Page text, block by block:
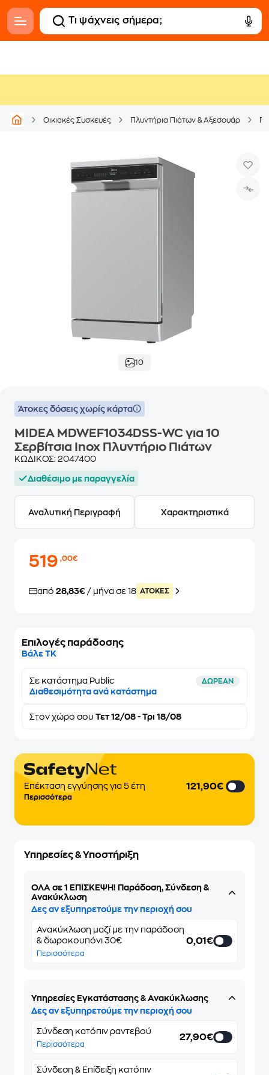
Οικιακές Συσκευές Πλυντήρια Πιάτων & Αξεσουάρ
10
Άτοκες δόσεις χωρίς κάρτα
MIDEA MDWEF1034DSS-WC για 10
Σερβίτσια Inox Πλυντήριο Πιάτων
ΚΩΔΙΚΟΣ: 2047400
Διαθέσιμο με παραγγελία
Αναλυτική Περιγραφή Χαρακτηριστικά
519,00€
από 28,83€ / μήνα σε 18 ATOKEΣ
Επιλογές παράδοσης
Βάλε ΤΚ
Σε κατάστημα Public ΔΩΡΕΑΝ
Διαθεσιμότητα ανά κατάστημα
Στον χώρο σου Τετ 12/08 - Τρι 18/08
Επέκταση εγγύησης για 5 έτη
Περισσότερα
121,90€
Υπηρεσίες & Υποστήριξη
ΌΛΑ σε 1 ΕΠΙΣΚΕΨΗ! Παράδοση, Σύνδεση &
Ανακύκλωση
Δες αν εξυπηρετούμε την περιοχή σου
Ανακύκλωση μαζί με την παράδοση
& δωροκουπόνι 30€
Περισσότερα
0,01€
Υπηρεσίες Εγκατάστασης & Ανακύκλωσης
Δες αν εξυπηρετούμε την περιοχή σου
Σύνδεση κατόπιν ραντεβού
Περισσότερα
27,90€
Σύνδεση & Επίδειξη κατόπιν